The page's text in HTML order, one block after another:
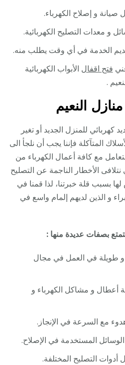
و إصلاح الكهرباء.
و معدات التصليح الكهربائية.
الخدمة في أي وقت يطلب منه.
فتح اقفال الأبواب الكهربائية
.
النعيم
كهربائي للمنزل الجديد أو تغير
المتآكلة فإننا يجب أن نلجأ الى
مع كافة أعمال الكهرباء من
الأخطار الناجمة عن التصليح
بسبب قلة خبرتنا، لذا قمنا في
و الذين لديهم إلمام واسع في
بصفات عديدة منها :
طويلة في العمل في مجال
أعطال و مشاكل الكهرباء و
مع السرعة في الإنجاز.
المستخدمة في الإصلاح.
التصليح المختلفة.